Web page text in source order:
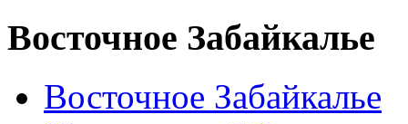
Восточное Забайкалье
Восточное Забайкалье